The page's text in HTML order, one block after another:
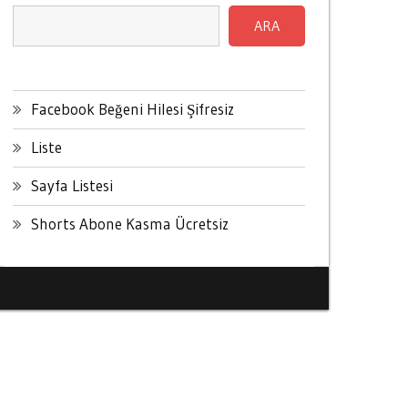
ARA
Facebook Beğeni Hilesi Şifresiz
Liste
Sayfa Listesi
Shorts Abone Kasma Ücretsiz